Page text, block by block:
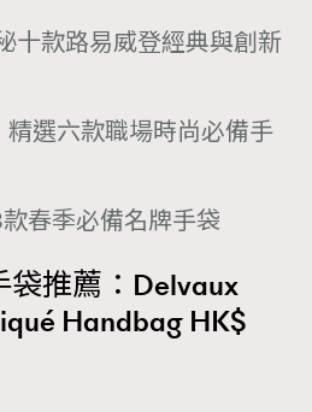
十款路易威登經典與創新
選六款職場時尚必備手
春季必備名牌手袋
推薦：Delvaux
Handbag HK$